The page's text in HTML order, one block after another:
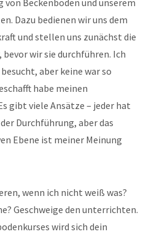
von Beckenboden und unserem
Dazu bedienen wir uns dem
und stellen uns zunächst die
wir sie durchführen. Ich
aber keine war so
habe meinen
gibt viele Ansätze – jeder hat
Durchführung, aber das
Ebene ist meiner Meinung
wenn ich nicht weiß was?
Geschweige den unterrichten.
wird sich dein